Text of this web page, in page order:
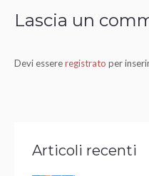
Lascia un
Devi essereregistrato per
Articoli recenti